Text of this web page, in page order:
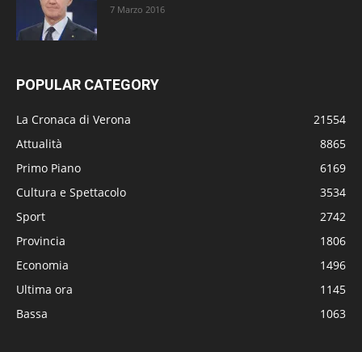
7 Marzo 2016
POPULAR CATEGORY
La Cronaca di Verona
21554
Attualità
8865
Primo Piano
6169
Cultura e Spettacolo
3534
Sport
2742
Provincia
1806
Economia
1496
Ultima ora
1145
Bassa
1063